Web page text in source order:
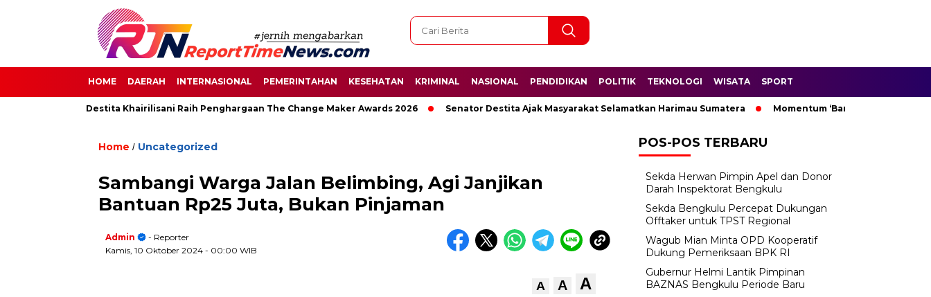
HOME DAERAH INTERNASIONAL PEMERINTAHAN KESEHATAN KRIMINAL NASIONAL PENDIDIKAN POLITIK TEKNOLOGI WISATA SPORT
di Senayan, Destita Khairilisani Raih Penghargaan The Change Maker Awards 2026 Senator Destita Ajak Masyarakat Selamatkan Harimau Sumatera Momentum ‘Bantu Rakyat’: Wagub
Home / Uncategorized
Sambangi Warga Jalan Belimbing, Agi Janjikan
Bantuan Rp25 Juta, Bukan Pinjaman
Admin
- Reporter
Kamis, 10 Oktober 2024 - 00:00 WIB
A A A
POS-POS TERBARU
Sekda Herwan Pimpin Apel dan Donor
Darah Inspektorat Bengkulu
Sekda Bengkulu Percepat Dukungan
Offtaker untuk TPST Regional
Wagub Mian Minta OPD Kooperatif
Dukung Pemeriksaan BPK RI
Gubernur Helmi Lantik Pimpinan
BAZNAS Bengkulu Periode Baru